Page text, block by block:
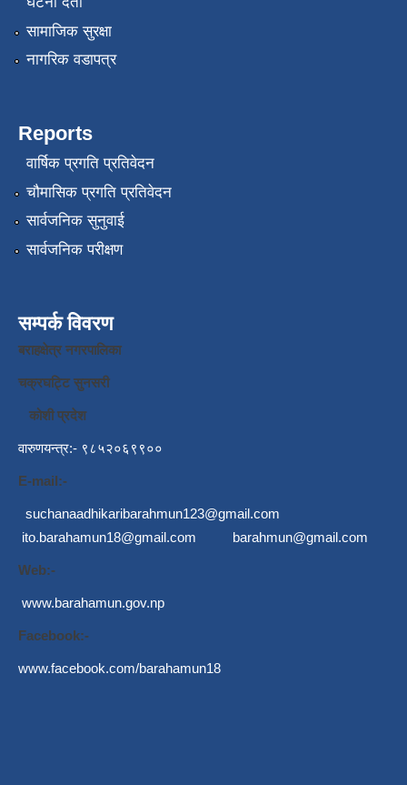
सामाजिक सुरक्षा
नागरिक वडापत्र
Reports
वार्षिक प्रगति प्रतिवेदन
चौमासिक प्रगति प्रतिवेदन
सार्वजनिक सुनुवाई
सार्वजनिक परीक्षण
सम्पर्क विवरण
बराहक्षेत्र नगरपालिका
चक्रघट्टि सुनसरी
कोशी प्रदेश
वारुणयन्त्र:- ९८५२०६९९००
E-mail:-
suchanaadhikaribarahmun123@gmail.com
ito.barahamun18@gmail.com
barahmun@gmail.com
Web:-
www.barahamun.gov.np
Facebook:-
www.facebook.com/barahamun18